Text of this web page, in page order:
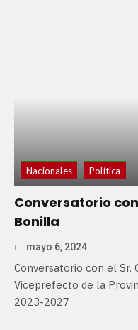
Nacionales Política
Conversatorio
Bonilla
mayo 6, 2024
Conversatorio con el Sr.
Viceprefecto de la
2023-2027